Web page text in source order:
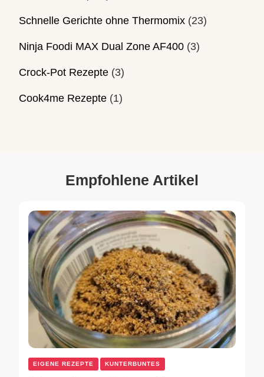
Schnelle Gerichte ohne Thermomix (23)
Ninja Foodi MAX Dual Zone AF400 (3)
Crock-Pot Rezepte (3)
Cook4me Rezepte (1)
Empfohlene Artikel
EIGENE REZEPTE KUNTERBUNTES